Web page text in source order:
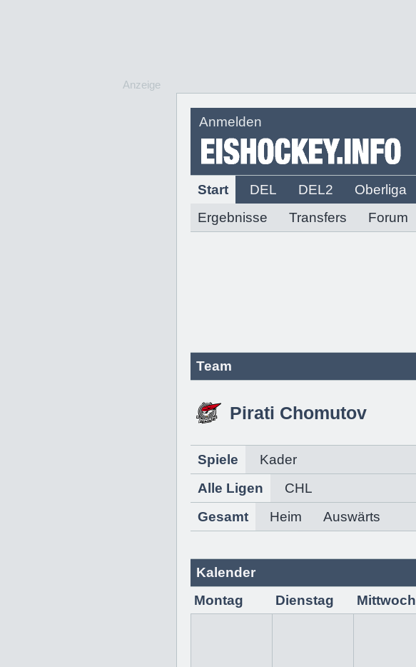
Anmelden
Start DEL DEL2 Oberliga
Ergebnisse
Transfers Forum
Anzeige
Team
Pirati Chomutov
Spiele
Kader
Alle Ligen
CHL
Gesamt
Heim Auswärts
Kalender
Montag
Dienstag Mittwoch